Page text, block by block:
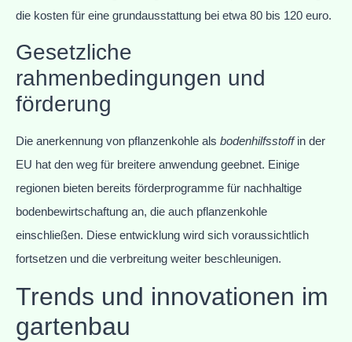
die kosten für eine grundausstattung bei etwa 80 bis 120 euro.
Gesetzliche
rahmenbedingungen und
förderung
Die anerkennung von pflanzenkohle als bodenhilfsstoffin der
EU hat den weg für breitere anwendung geebnet. Einige
regionen bieten bereits förderprogramme für nachhaltige
bodenbewirtschaftung an, die auch pflanzenkohle
einschließen. Diese entwicklung wird sich voraussichtlich
fortsetzen und die verbreitung weiter beschleunigen.
Trends und innovationen im
gartenbau